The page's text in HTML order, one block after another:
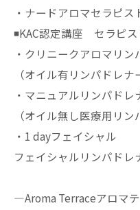
・ナードアロマセラピス
◾️KAC認定講座 セラピ
・クリニークアロマリ
（オイル有リンパドレナ
・マニュアルリンパドレ
（オイル無し医療用リン
・1 dayフェイシャル
フェイシャルリンパドレ
—Aroma Terraceアロマ